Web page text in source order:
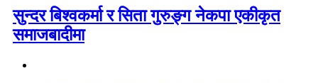
सुन्दर बिश्वकर्मा र सिता गुरुङ्ग नेकपा एकीकृत
समाजबादीमा